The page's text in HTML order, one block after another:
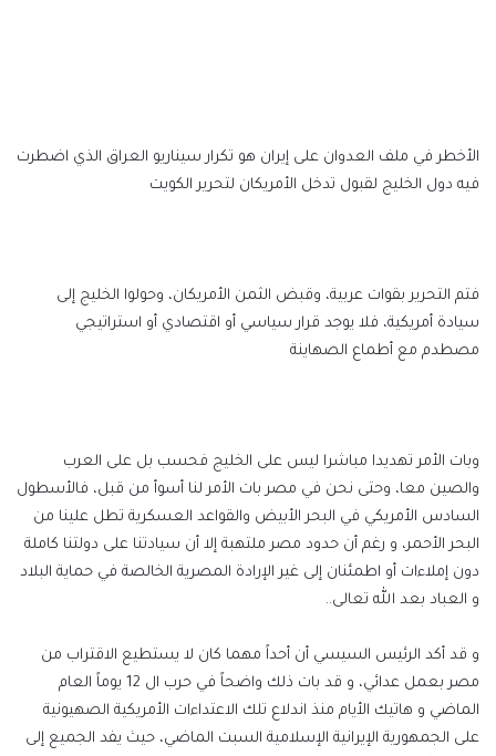
الأخطر في ملف العدوان على إيران هو تكرار سيناريو العراق الذي اضطرت
فيه دول الخليج لقبول تدخل الأمريكان لتحرير الكويت
فتم التحرير بقوات عربية، وقبض الثمن الأمريكان، وحولوا الخليج إلى
سيادة أمريكية، فلا يوجد قرار سياسي أو اقتصادي أو استراتيجي
مصطدم مع أطماع الصهاينة
وبات الأمر تهديدا مباشرا ليس على الخليج فحسب بل على العرب
والصين معا، وحتى نحن في مصر بات الأمر لنا أسوأ من قبل، فالأسطول
السادس الأمريكي في البحر الأبيض والقواعد العسكرية تطل علينا من
البحر الأحمر، و رغم أن حدود مصر ملتهبة إلا أن سيادتنا على دولتنا كاملة
دون إملاءات أو اطمئنان إلى غير الإرادة المصرية الخالصة في حماية البلاد
و العباد بعد الله تعالى..
و قد أكد الرئيس السيسي أن أحداً مهما كان لا يستطيع الاقتراب من
مصر بعمل عدائي، و قد بات ذلك واضحاً في حرب ال 12 يوماً العام
الماضي و هاتيك الأيام منذ اندلاع تلك الاعتداءات الأمريكية الصهيونية
على الجمهورية الإيرانية الإسلامية السبت الماضي، حيث يفد الجميع إلى